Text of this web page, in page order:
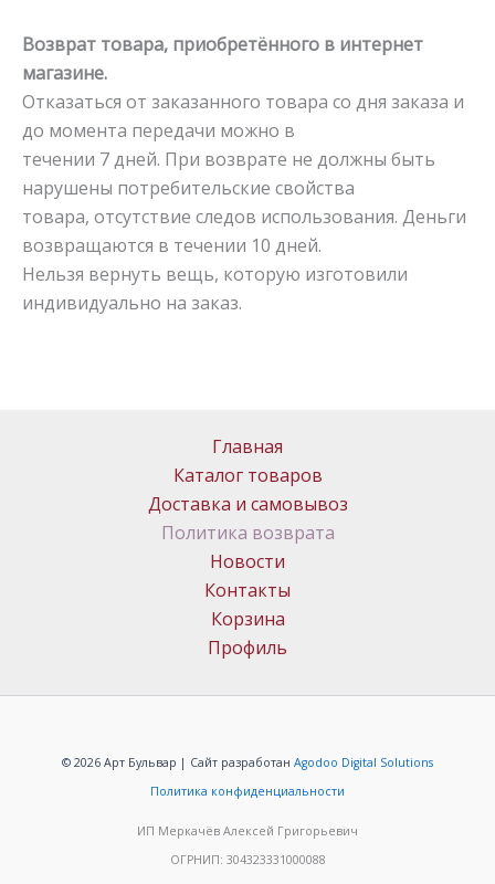
Возврат товара, приобретённого в интернет
магазине.
Отказаться от заказанного товара со дня заказа и
до момента передачи можно в
течении 7 дней. При возврате не должны быть
нарушены потребительские свойства
товара, отсутствие следов использования. Деньги
возвращаются в течении 10 дней.
Нельзя вернуть вещь, которую изготовили
индивидуально на заказ.
Главная
Каталог товаров
Доставка и самовывоз
Политика возврата
Новости
Контакты
Корзина
Профиль
© 2026 Арт Бульвар | Сайт разработан Agodoo Digital Solutions
Политика конфиденциальности
ИП Меркачёв Алексей Григорьевич
ОГРНИП: 304323331000088